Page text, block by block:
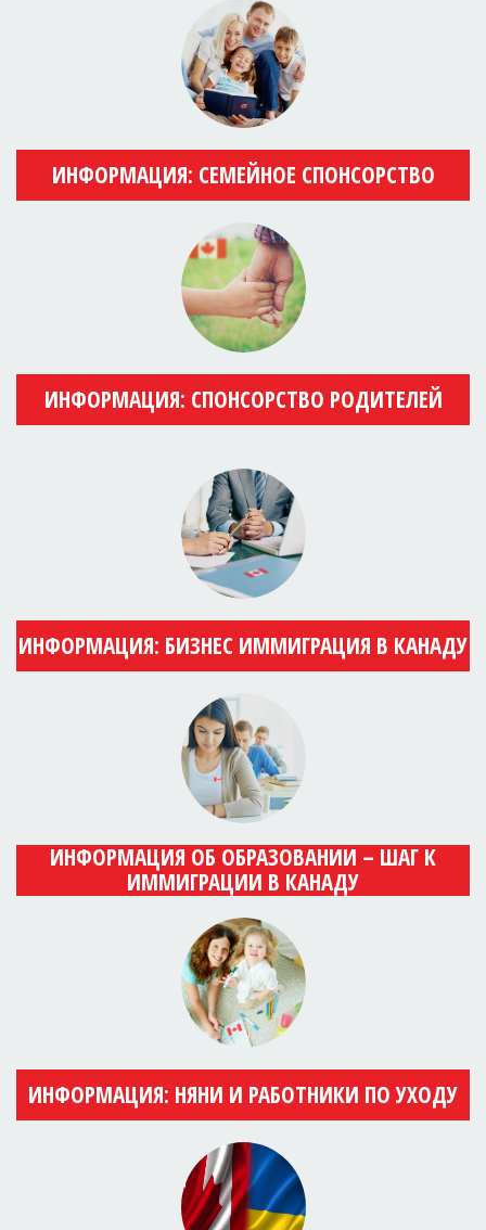
ИНФОРМАЦИЯ: СЕМЕЙНОЕ СПОНСОРСТВО
ИНФОРМАЦИЯ: СПОНСОРСТВО РОДИТЕЛЕЙ
ИНФОРМАЦИЯ: БИЗНЕС ИММИГРАЦИЯ В КАНАДУ
ИНФОРМАЦИЯ ОБ ОБРАЗОВАНИИ – ШАГ К
ИММИГРАЦИИ В КАНАДУ
ИНФОРМАЦИЯ: НЯНИ И РАБОТНИКИ ПО УХОДУ